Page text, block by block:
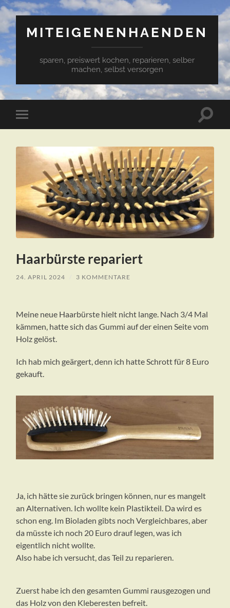
MITEIGENENHAENDEN
sparen, preiswert kochen, reparieren, selber
machen, selbst versorgen
Mobile-
Menü
Haarbürste repariert
24. APRIL 2024 3 KOMMENTARE
Meine neue Haarbürste hielt nicht lange. Nach 3/4 Mal
kämmen, hatte sich das Gummi auf der einen Seite vom
Holz gelöst.
Ich hab mich geärgert, denn ich hatte Schrott für 8 Euro
gekauft.
Ja, ich hätte sie zurück bringen können, nur es mangelt
an Alternativen. Ich wollte kein Plastikteil. Da wird es
schon eng. Im Bioladen gibts noch Vergleichbares, aber
da müsste ich noch 20 Euro drauf legen, was ich
eigentlich nicht wollte.
Also habe ich versucht, das Teil zu reparieren.
Zuerst habe ich den gesamten Gummi rausgezogen und
das Holz von den Kleberesten befreit.